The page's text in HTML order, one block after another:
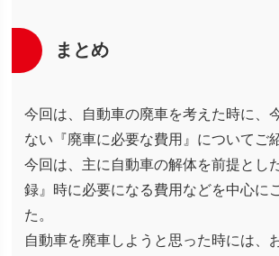
まとめ
今回は、自動車の廃車を考えた時に、
ない『廃車に必要な費用』についてご
今回は、主に自動車の解体を前提とし
録』時に必要になる費用などを中心に
た。
自動車を廃車しようと思った時には、